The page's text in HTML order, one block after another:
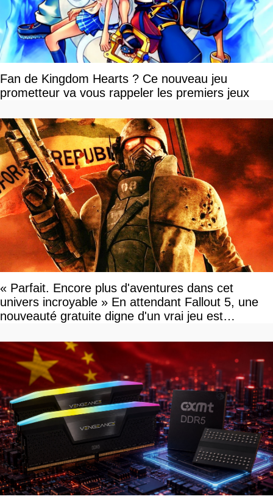
Fan de Kingdom Hearts ? Ce nouveau jeu
prometteur va vous rappeler les premiers jeux
« Parfait. Encore plus d'aventures dans cet
univers incroyable » En attendant Fallout 5, une
nouveauté gratuite digne d'un vrai jeu est